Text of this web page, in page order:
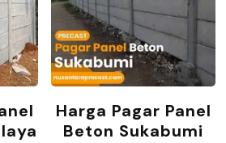
Harga Pagar Panel
Beton Sukabumi